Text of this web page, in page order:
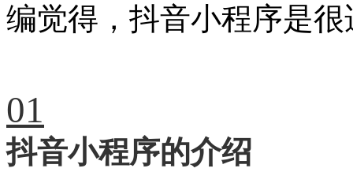
编觉得，抖音小程序是
01
抖音小程序的介绍